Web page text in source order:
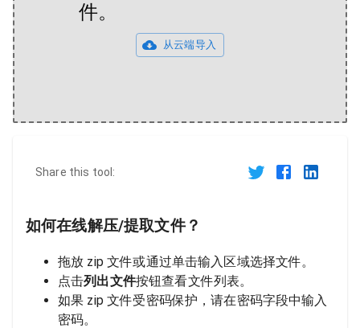
件。
从云端导入
Share this tool:
如何在线解压/提取文件？
拖放 zip 文件或通过单击输入区域选择文件。
点击列出文件按钮查看文件列表。
如果 zip 文件受密码保护，请在密码字段中输入
密码。